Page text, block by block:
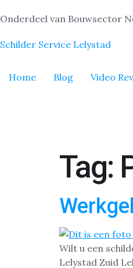
Onderdeel van Bouwsector
Schilder Service Lelystad
Home Blog Video
Tag:
Wilt u een
Lelystad Zuid